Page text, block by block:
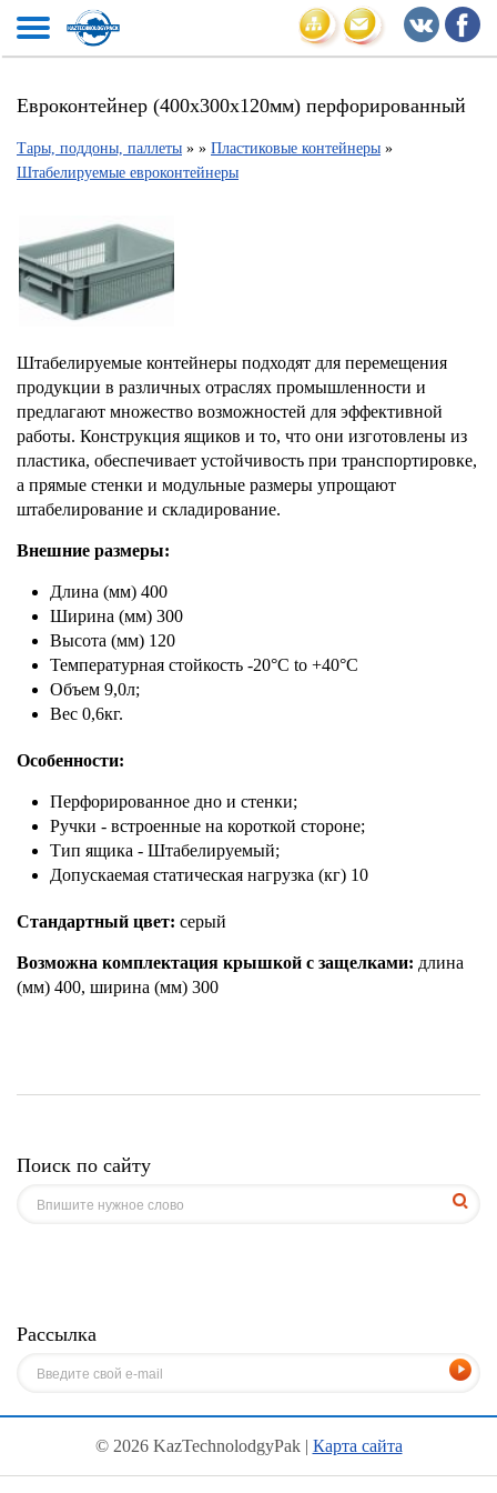
Евроконтейнер (400х300х120мм) перфорированный
Тары, поддоны, паллеты » » Пластиковые контейнеры »
Штабелируемые евроконтейнеры
Штабелируемые контейнеры подходят для перемещения
продукции в различных отраслях промышленности и
предлагают множество возможностей для эффективной
работы. Конструкция ящиков и то, что они изготовлены из
пластика, обеспечивает устойчивость при транспортировке,
а прямые стенки и модульные размеры упрощают
штабелирование и складирование.
Внешние размеры:
Длина (мм) 400
Ширина (мм) 300
Высота (мм) 120
Температурная стойкость -20°C to +40°C
Объем 9,0л;
Вес 0,6кг.
Особенности:
Перфорированное дно и стенки;
Ручки - встроенные на короткой стороне;
Тип ящика - Штабелируемый;
Допускаемая статическая нагрузка (кг) 10
Стандартный цвет: серый
Возможна комплектация крышкой с защелками: длина
(мм) 400, ширина (мм) 300
Поиск по сайту
Рассылка
© 2026 KazTechnolodgyPak | Карта сайта